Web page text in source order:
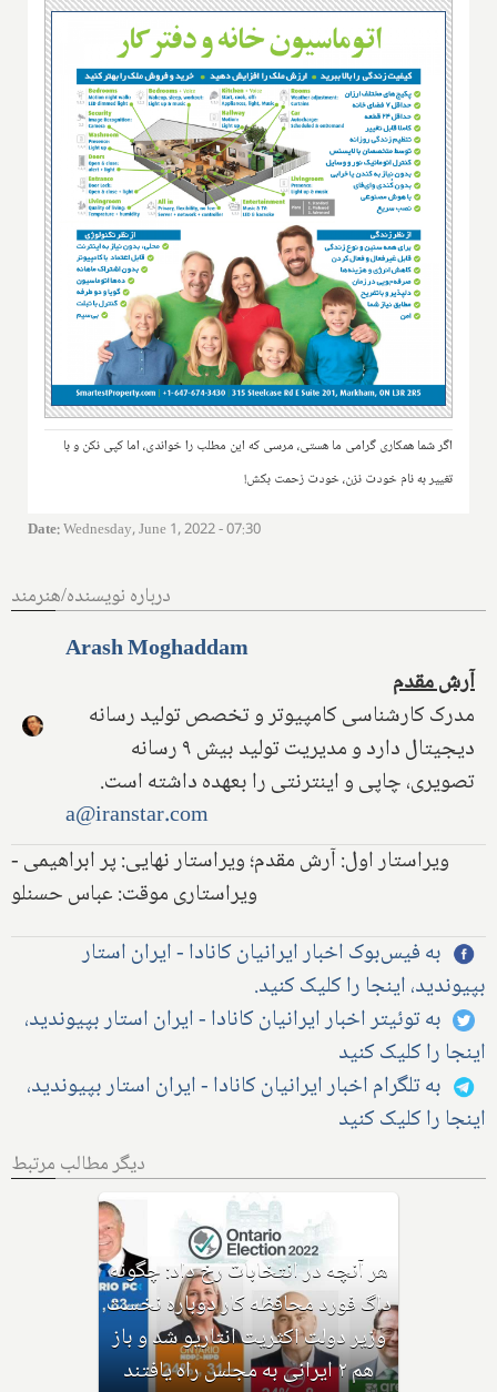
اگر شما همکاری گرامی ما هستی، مرسی که این مطلب را خواندی، اما کپی نکن و با
تغییر به نام خودت نزن، خودت زحمت بکش!
Date:Wednesday, June 1, 2022 - 07:30
درباره نویسنده/هنرمند
Arash Moghaddam
آرش مقدم
مدرک کارشناسی کامپیوتر و تخصص تولید رسانه
دیجیتال دارد و مدیریت تولید بیش ۹ رسانه
تصویری، چاپی و اینترنتی را بعهده داشته است.
a@iranstar.com
ویراستار اول: آرش مقدم؛ ویراستار نهایی: پر ابراهیمی -
ویراستاری موقت: عباس حسنلو
به فیس‌بوک اخبار ایرانیان کانادا - ایران استار
بپیوندید، اینجا را کلیک کنید.
به توئیتر اخبار ایرانیان کانادا - ایران استار بپیوندید،
اینجا را کلیک کنید
به تلگرام اخبار ایرانیان کانادا - ایران استار بپیوندید،
اینجا را کلیک کنید
دیگر مطالب مرتبط
با مایکل پارسا کاندیدای انتخابات
مجلس؛ سیاست‌های محافظه‌کاران
برای انتاریو دقیقا و مختصرا
چیست؟